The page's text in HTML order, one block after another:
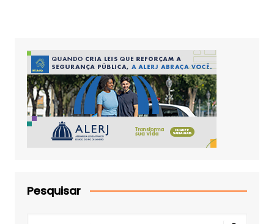
Pesquisar